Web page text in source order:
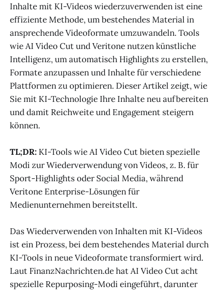
Inhalte mit KI-Videos wiederzuverwenden ist eine
effiziente Methode, um bestehendes Material in
ansprechende Videoformate umzuwandeln. Tools
wie AI Video Cut und Veritone nutzen künstliche
Intelligenz, um automatisch Highlights zu erstellen,
Formate anzupassen und Inhalte für verschiedene
Plattformen zu optimieren. Dieser Artikel zeigt, wie
Sie mit KI-Technologie Ihre Inhalte neu aufbereiten
und damit Reichweite und Engagement steigern
können.
TL;DR: KI-Tools wie AI Video Cut bieten spezielle
Modi zur Wiederverwendung von Videos, z. B. für
Sport-Highlights oder Social Media, während
Veritone Enterprise-Lösungen für
Medienunternehmen bereitstellt.
Das Wiederverwenden von Inhalten mit KI-Videos
ist ein Prozess, bei dem bestehendes Material durch
KI-Tools in neue Videoformate transformiert wird.
Laut FinanzNachrichten.de hat AI Video Cut acht
spezielle Repurposing-Modi eingeführt, darunter